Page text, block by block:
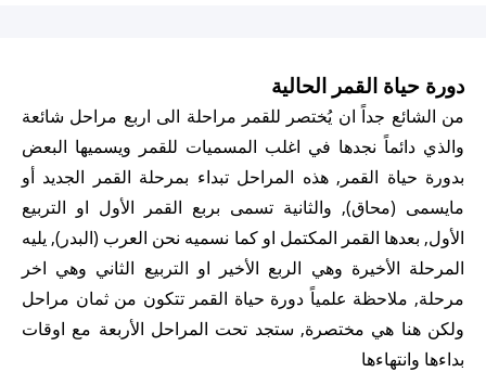
دورة حياة القمر الحالية
من الشائع جداً ان يُختصر للقمر مراحلة الى اربع مراحل شائعة
والذي دائماً نجدها في اغلب المسميات للقمر ويسميها البعض
بدورة حياة القمر, هذه المراحل تبداء بمرحلة القمر الجديد أو
مايسمى (محاق), والثانية تسمى بربع القمر الأول او التربيع
الأول, بعدها القمر المكتمل او كما نسميه نحن العرب (البدر), يليه
المرحلة الأخيرة وهي الربع الأخير او التربيع الثاني وهي اخر
مرحلة, ملاحظة علمياً دورة حياة القمر تتكون من ثمان مراحل
ولكن هنا هي مختصرة, ستجد تحت المراحل الأربعة مع اوقات
بداءها وانتهاءها